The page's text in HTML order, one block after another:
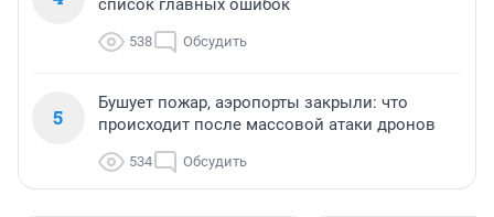
список главных ошибок
538 Обсудить
5
Бушует пожар, аэропорты закрыли: что
происходит после массовой атаки дронов
534 Обсудить